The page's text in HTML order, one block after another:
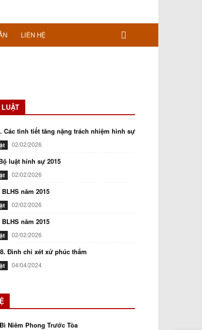
LIÊN HỆ
Các tình tiết tăng nặng trách nhiệm hình sự
02/02/2026
luật hính sự 2015
02/02/2026
năm 2015
02/02/2026
năm 2015
02/02/2026
Đình chỉ xét xử phúc thẩm
04/04/2024
Niêm Phong Trước Tòa